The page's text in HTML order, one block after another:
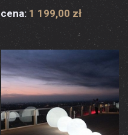
cena: 1 199,00 zł